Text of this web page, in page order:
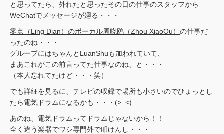
と思ってたら、外れたと思ったその日の仕事のスタッフから
WeChatでメッセージが廻る・・・
零点（Ling Dian）のボーカル周晓鸥（Zhou XiaoOu） の仕事だ
ったのね・・・
グループにはちゃんとLuanShuも加われていて、
まあこれがこの前言ってた仕事なのね、と・・・
（本人忘れてたけど・・・笑）
でも詳細を見るに、テレビの収録で場所も小さいのでひょっとし
たら電気ドラムになるかも・・・(>_<)
あのね、電気ドラムってドラムじゃないから！！
全く違う楽器でワシ専門外で叩けんし・・・